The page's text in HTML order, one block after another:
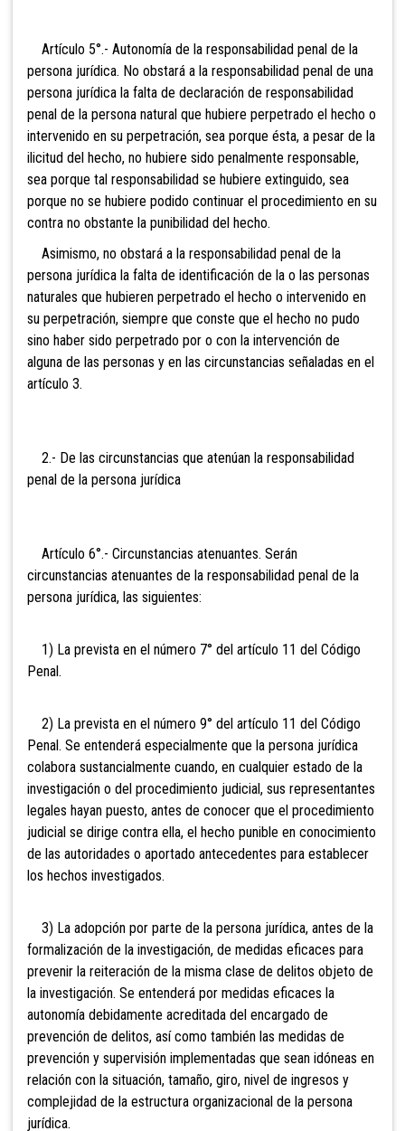
Artículo 5°.- Autonomía de la responsabilidad penal de la
persona jurídica. No obstará a la responsabilidad penal de una
persona jurídica la falta de declaración de responsabilidad
penal de la persona natural que hubiere perpetrado el hecho o
intervenido en su perpetración, sea porque ésta, a pesar de la
ilicitud del hecho, no hubiere sido penalmente responsable,
sea porque tal responsabilidad se hubiere extinguido, sea
porque no se hubiere podido continuar el procedimiento en su
contra no obstante la punibilidad del hecho.
Asimismo, no obstará a la responsabilidad penal de la
persona jurídica la falta de identificación de la o las personas
naturales que hubieren perpetrado el hecho o intervenido en
su perpetración, siempre que conste que el hecho no pudo
sino haber sido perpetrado por o con la intervención de
alguna de las personas y en las circunstancias señaladas en el
artículo 3.
2.- De las circunstancias que atenúan la responsabilidad
penal de la persona jurídica
Artículo 6°.- Circunstancias atenuantes. Serán
circunstancias atenuantes de la responsabilidad penal de la
persona jurídica, las siguientes:
1) La prevista en el número 7° del artículo 11 del Código
Penal.
2) La prevista en el número 9° del artículo 11 del Código
Penal. Se entenderá especialmente que la persona jurídica
colabora sustancialmente cuando, en cualquier estado de la
investigación o del procedimiento judicial, sus representantes
legales hayan puesto, antes de conocer que el procedimiento
judicial se dirige contra ella, el hecho punible en conocimiento
de las autoridades o aportado antecedentes para establecer
los hechos investigados.
3) La adopción por parte de la persona jurídica, antes de la
formalización de la investigación, de medidas eficaces para
prevenir la reiteración de la misma clase de delitos objeto de
la investigación. Se entenderá por medidas eficaces la
autonomía debidamente acreditada del encargado de
prevención de delitos, así como también las medidas de
prevención y supervisión implementadas que sean idóneas en
relación con la situación, tamaño, giro, nivel de ingresos y
complejidad de la estructura organizacional de la persona
jurídica.